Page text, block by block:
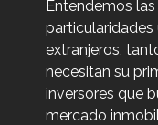
Entendemos
particularidades
extranjeros,
necesitan su
inversores que
mercado